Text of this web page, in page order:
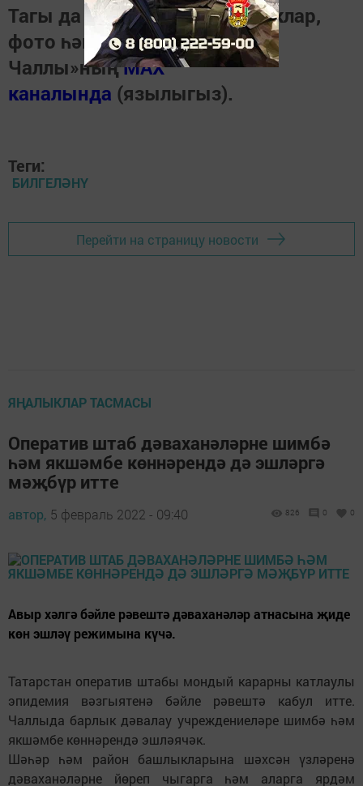
Тагы да кызыклырак яңалыклар,
фото һәм видеолар «Шәһри
Чаллы»ныңMAX
каналында (язылыгыз).
Теги:
БИЛГЕЛӘНҮ
Перейти на страницу новости
ЯҢАЛЫКЛАР ТАСМАСЫ
Оператив штаб дәваханәләрне шимбә
һәм якшәмбе көннәрендә дә эшләргә
мәҗбүр итте
автор, 5 февраль 2022 - 09:40 826 0 0
Авыр хәлгә бәйле рәвештә дәваханәләр атнасына җиде
көн эшләү режимына күчә.
Татарстан оператив штабы мондый карарны катлаулы
эпидемия вәзгыятенә бәйле рәвештә кабул итте.
Чаллыда барлык дәвалау учреждениеләре шимбә һәм
якшәмбе көннәрендә эшләячәк.
Шәһәр һәм район башлыкларына шәхсән үзләренә
дәваханәләрне йөреп чыгарга һәм аларга ярдәм